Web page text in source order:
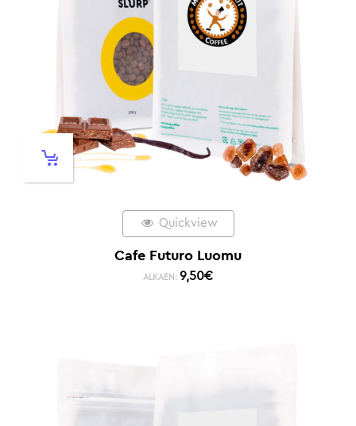
Quickview
Cafe Futuro Luomu
ALKAEN: 9,50€